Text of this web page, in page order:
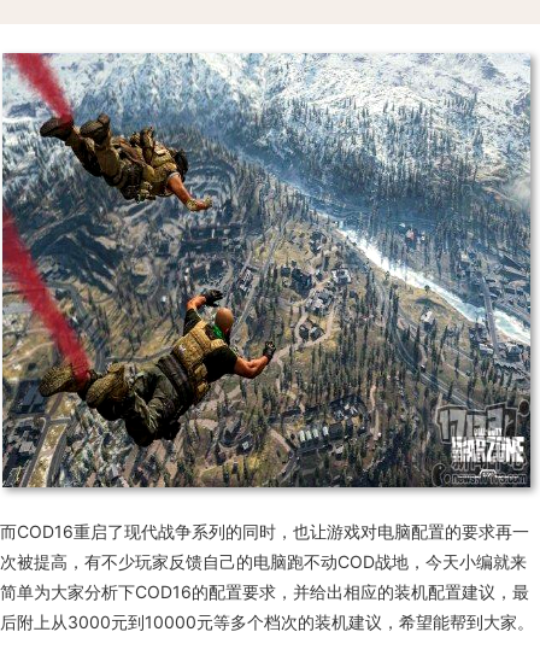
而COD16重启了现代战争系列的同时，也让游戏对电脑配置的要求再一
次被提高，有不少玩家反馈自己的电脑跑不动COD战地，今天小编就来
简单为大家分析下COD16的配置要求，并给出相应的装机配置建议，最
后附上从3000元到10000元等多个档次的装机建议，希望能帮到大家。